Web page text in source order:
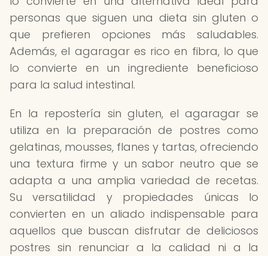
personas que siguen una dieta sin gluten o
que prefieren opciones más saludables.
Además, el agaragar es rico en fibra, lo que
lo convierte en un ingrediente beneficioso
para la salud intestinal.
En la repostería sin gluten, el agaragar se
utiliza en la preparación de postres como
gelatinas, mousses, flanes y tartas, ofreciendo
una textura firme y un sabor neutro que se
adapta a una amplia variedad de recetas.
Su versatilidad y propiedades únicas lo
convierten en un aliado indispensable para
aquellos que buscan disfrutar de deliciosos
postres sin renunciar a la calidad ni a la